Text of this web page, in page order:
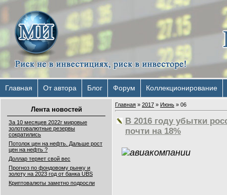
Главная От автора Блог Форум Коллекционирование
Лента новостей
За 10 месяцев 2022г мировые
золотовалютные резервы
сократились
Потолок цен на нефть. Дальше рост
цен на нефть ?
Доллар теряет свой вес
Прогноз по фондовому рынку и
золоту на 2023 год от банка UBS
Криптовалюты заметно подросли
Главная » 2017 » Июнь » 06
В 2016 году убытки
почти на 18%